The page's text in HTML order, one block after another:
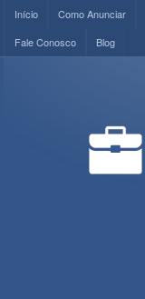
Início Como Anunciar
Fale Conosco
Blog